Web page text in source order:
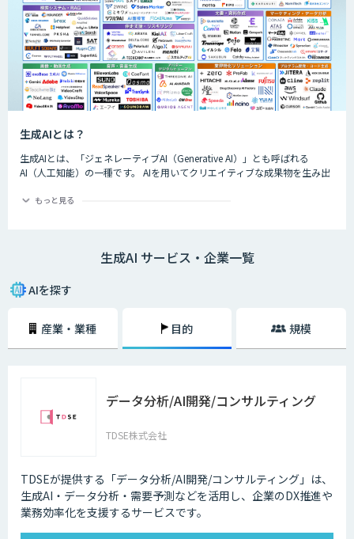
生成AIとは？
生成AIとは、「ジェネレーティブAI（Generative AI）」とも呼ばれる
AI（人工知能）の一種です。 AIを用いてクリエイティブな成果物を生み出
グラムのコード、文章など多岐にわたります。
もっと見る
生成AI サービス・企業一覧
AIを探す
産業・業種 目的 規模
データ分析/AI開発/コンサルティング
TDSE株式会社
TDSEが提供する「データ分析/AI開発/コンサルティング」は、
生成AI・データ分析・需要予測などを活用し、企業のDX推進や
業務効率化を支援するサービスです。